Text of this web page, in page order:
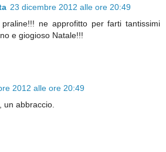
23 dicembre 2012 alle ore 20:49
praline!!! ne approfitto per farti tantissimi
e giogioso Natale!!!
2012 alle ore 20:49
un abbraccio.